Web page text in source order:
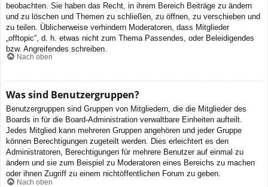
beobachten. Sie haben das Recht, in ihrem Bereich Beiträge zu ändern
und zu löschen und Themen zu schließen, zu öffnen, zu verschieben und
zu teilen. Üblicherweise verhindern Moderatoren, dass Mitglieder
„offtopic“, d. h. etwas nicht zum Thema Passendes, oder Beleidigendes
bzw. Angreifendes schreiben.
Nach oben
Was sind Benutzergruppen?
Benutzergruppen sind Gruppen von Mitgliedern, die die Mitglieder des
Boards in für die Board-Administration verwaltbare Einheiten aufteilt.
Jedes Mitglied kann mehreren Gruppen angehören und jeder Gruppe
können Berechtigungen zugeteilt werden. Dies erleichtert es den
Administratoren, Berechtigungen für mehrere Benutzer auf einmal zu
ändern und sie zum Beispiel zu Moderatoren eines Bereichs zu machen
oder ihnen Zugriff zu einem nichtöffentlichen Forum zu geben.
Nach oben